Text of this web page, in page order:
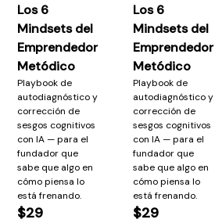
Los 6
Mindsets del
Emprendedor
Metódico
Playbook de
autodiagnóstico y
corrección de
sesgos cognitivos
con IA — para el
fundador que
sabe que algo en
cómo piensa lo
está frenando.
$29
Los 6
Mindsets del
Emprendedor
Metódico
Playbook de
autodiagnóstico y
corrección de
sesgos cognitivos
con IA — para el
fundador que
sabe que algo en
cómo piensa lo
está frenando.
$29